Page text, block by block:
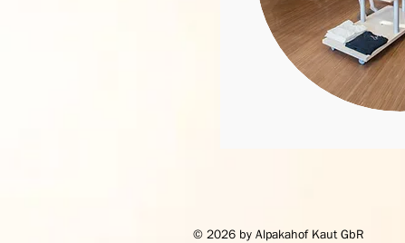
© 2026 by Alpakahof Kaut GbR